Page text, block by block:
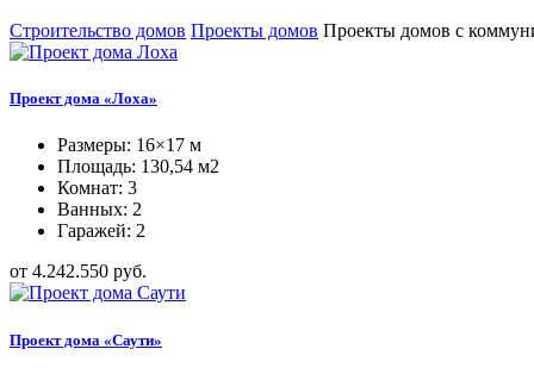
Строительство домов Проекты домов Проекты домов с
Проект дома «Лоха»
Размеры: 16×17 м
Площадь: 130,54 м2
Комнат: 3
Ванных: 2
Гаражей: 2
от 4.242.550 руб.
Проект дома «Саути»